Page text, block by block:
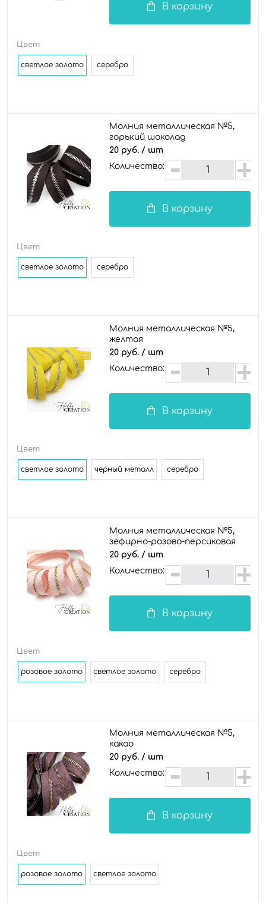
В корзину
Цвет
светлое золото серебро
Молния металлическая №5,
горький шоколад
20 руб. / шт
Количество:
В корзину
Цвет
светлое золото серебро
Молния металлическая №5,
желтая
20 руб. / шт
Количество:
В корзину
Цвет
светлое золото черный металл серебро
Молния металлическая №5,
зефирно-розово-персиковая
20 руб. / шт
Количество:
В корзину
Цвет
розовое золото светлое золото серебро
Молния металлическая №5,
какао
20 руб. / шт
Количество:
В корзину
Цвет
розовое золото светлое золото